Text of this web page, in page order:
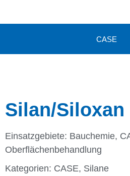
CASE
Silan/
Einsatzgebiete: Bauchemie,
Oberflächenbehandlung
Kategorien: CASE, Silane